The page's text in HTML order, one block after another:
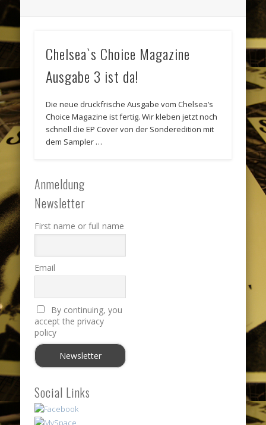
Chelsea`s Choice Magazine
Ausgabe 3 ist da!
Die neue druckfrische Ausgabe vom Chelsea’s
Choice Magazine ist fertig. Wir kleben jetzt noch
schnell die EP Cover von der Sonderedition mit
dem Sampler …
Anmeldung
Newsletter
First name or full name
Email
By continuing, you
accept the privacy
policy
Social Links